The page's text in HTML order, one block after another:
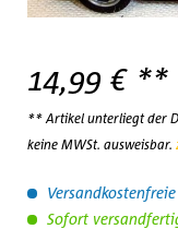
14,99 € **
** Artikel unterliegt der
keine MWSt. ausweisbar.
Sofort